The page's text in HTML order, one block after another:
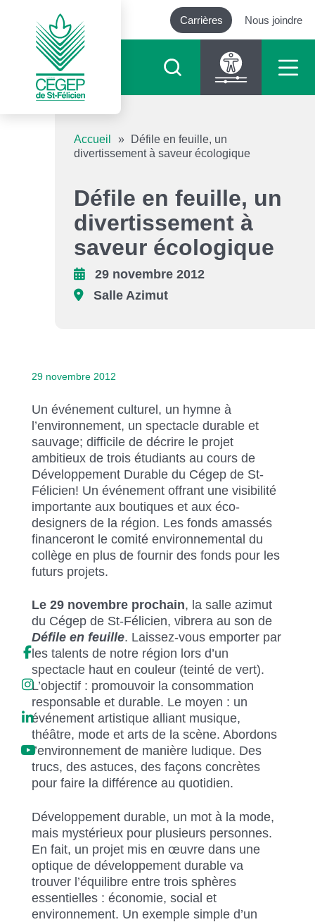
Carrières Nous joindre
Diminuer le texte
Niveau de gris
Contraste élevé
Accueil »
Défile en feuille, un
divertissement à saveur écologique
Défile en feuille, un
divertissement à
saveur écologique
29 novembre 2012
Salle Azimut
29 novembre 2012
Un événement culturel, un hymne à
l’environnement, un spectacle durable et
sauvage; difficile de décrire le projet
ambitieux de trois étudiants au cours de
Développement Durable du Cégep de St-
Félicien! Un événement offrant une visibilité
importante aux boutiques et aux éco-
designers de la région. Les fonds amassés
financeront le comité environnemental du
collège en plus de fournir des fonds pour les
futurs projets.
Le 29 novembre prochain, la salle azimut
du Cégep de St-Félicien, vibrera au son de
Défile en feuille. Laissez-vous emporter par
les talents de notre région lors d’un
spectacle haut en couleur (teinté de vert).
L’objectif : promouvoir la consommation
responsable et durable. Le moyen : un
événement artistique alliant musique,
théâtre, mode et arts de la scène. Abordons
l’environnement de manière ludique. Des
trucs, des astuces, des façons concrètes
pour faire la différence au quotidien.
Développement durable, un mot à la mode,
mais mystérieux pour plusieurs personnes.
En fait, un projet mis en œuvre dans une
optique de développement durable va
trouver l’équilibre entre trois sphères
essentielles : économie, social et
environnement. Un exemple simple d’un